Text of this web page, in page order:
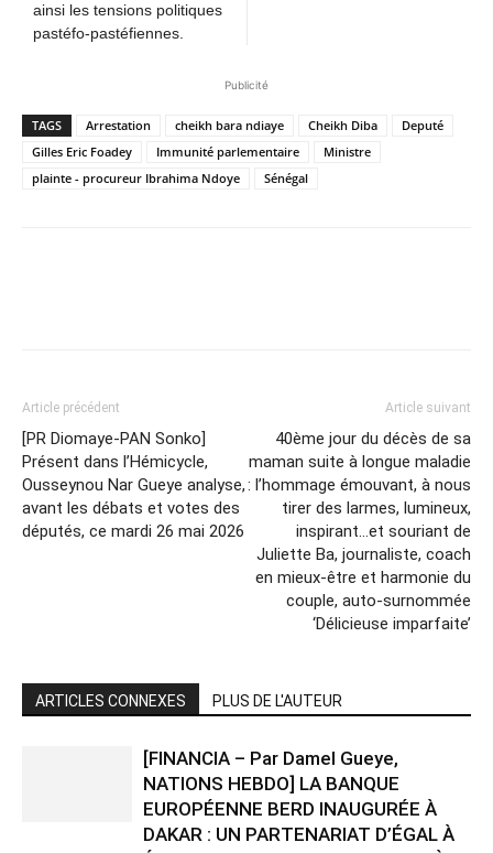
ainsi les tensions politiques
pastéfo-pastéfiennes.
Publicité
TAGS Arrestation cheikh bara ndiaye Cheikh Diba
Deputé
Gilles Eric Foadey
Immunité parlementaire
Ministre
plainte - procureur Ibrahima Ndoye
Sénégal
Article précédent
[PR Diomaye-PAN Sonko]
Présent dans l’Hémicycle,
Ousseynou Nar Gueye analyse,
avant les débats et votes des
députés, ce mardi 26 mai 2026
Article suivant
40ème jour du décès de sa
maman suite à longue maladie
: l’hommage émouvant, à nous
tirer des larmes, lumineux,
inspirant…et souriant de
Juliette Ba, journaliste, coach
en mieux-être et harmonie du
couple, auto-surnommée
‘Délicieuse imparfaite’
ARTICLES CONNEXES PLUS DE L'AUTEUR
[FINANCIA – Par Damel Gueye,
NATIONS HEBDO] LA BANQUE
EUROPÉENNE BERD INAUGURÉE À
DAKAR : UN PARTENARIAT D’ÉGAL À